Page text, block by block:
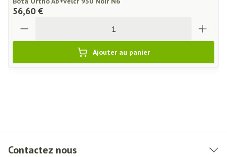
56,60 €
Ajouter au panier
Contactez nous